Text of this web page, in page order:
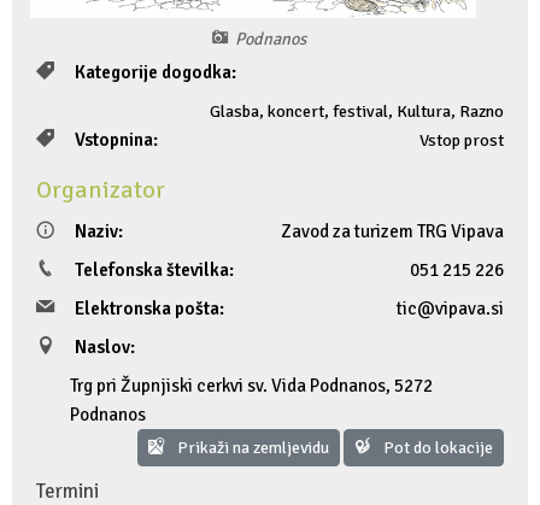
Podnanos
Kategorije dogodka:
Glasba, koncert, festival, Kultura, Razno
Vstopnina:
Vstop prost
Organizator
Naziv:
Zavod za turizem TRG Vipava
Telefonska številka:
051 215 226
Elektronska pošta:
tic@vipava.si
Naslov:
Trg pri Župnjiski cerkvi sv. Vida Podnanos, 5272
Podnanos
Prikaži na zemljevidu Pot do lokacije
Termini
Raziskuj Vipavo s pomočjo vitezov Vipavskih
Novičke
Projekti
Poslovne strani